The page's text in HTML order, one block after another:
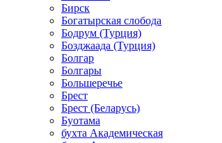
Бирск
Богатырская слобода
Бодрум (Турция)
Бозджаада (Турция)
Болгар
Болгары
Большеречье
Брест
Брест (Беларусь)
Буотама
бухта Академическая